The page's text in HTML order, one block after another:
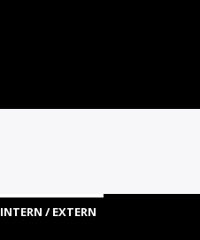
INTERN / EXTERN